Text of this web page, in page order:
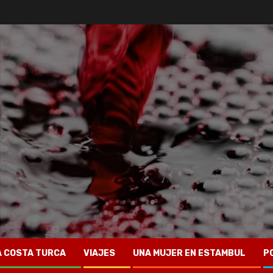
COSTA TURCA VIAJES UNA MUJER EN ESTAMBUL